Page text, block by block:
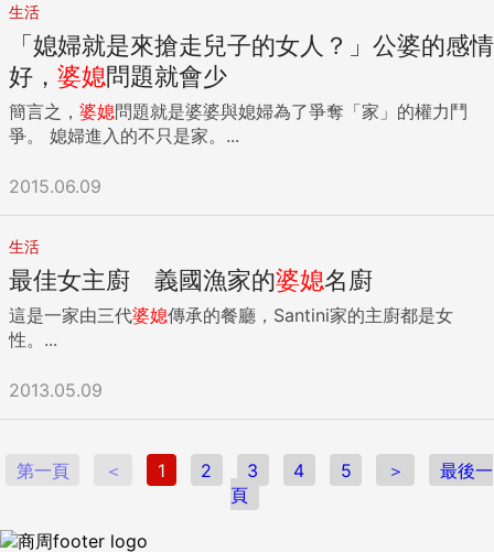
生活
「媳婦就是來搶走兒子的女人？」公婆的感情
好， 婆媳問題就會少
簡言之， 婆媳問題就是婆婆與媳婦為了爭奪「家」的權力鬥
爭。 媳婦進入的不只是家。...
2015.06.09
生活
最佳女主廚 義國漁家的婆媳名廚
這是一家由三代婆媳傳承的餐廳，Santini家的主廚都是女
性。...
2013.05.09
第一頁 ＜ 1 2 3 4 5 ＞
最後一
頁